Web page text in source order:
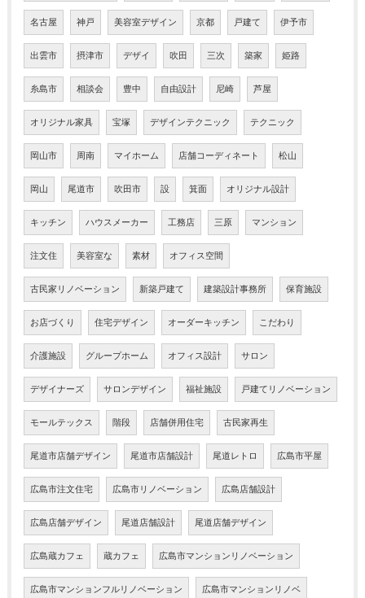
名古屋 神戸 美容室デザイン 京都 戸建て 伊予市
出雲市 摂津市 デザイ 吹田 三次 築家 姫路
糸島市 相談会 豊中 自由設計 尼崎 芦屋
オリジナル家具 宝塚 デザインテクニック テクニック
岡山市 周南 マイホーム 店舗コーディネート 松山
岡山 尾道市 吹田市 設 箕面 オリジナル設計
キッチン ハウスメーカー 工務店 三原 マンション
注文住 美容室な 素材 オフィス空間
古民家リノベーション 新築戸建て 建築設計事務所 保育施設
お店づくり 住宅デザイン オーダーキッチン こだわり
介護施設 グループホーム オフィス設計 サロン
デザイナーズ サロンデザイン 福祉施設 戸建てリノベーション
モールテックス 階段 店舗併用住宅 古民家再生
尾道市店舗デザイン 尾道市店舗設計 尾道レトロ 広島市平屋
広島市注文住宅 広島市リノベーション 広島店舗設計
広島店舗デザイン 尾道店舗設計 尾道店舗デザイン
広島蔵カフェ 蔵カフェ 広島市マンションリノベーション
広島市マンションフルリノベーション 広島市マンションリノベ